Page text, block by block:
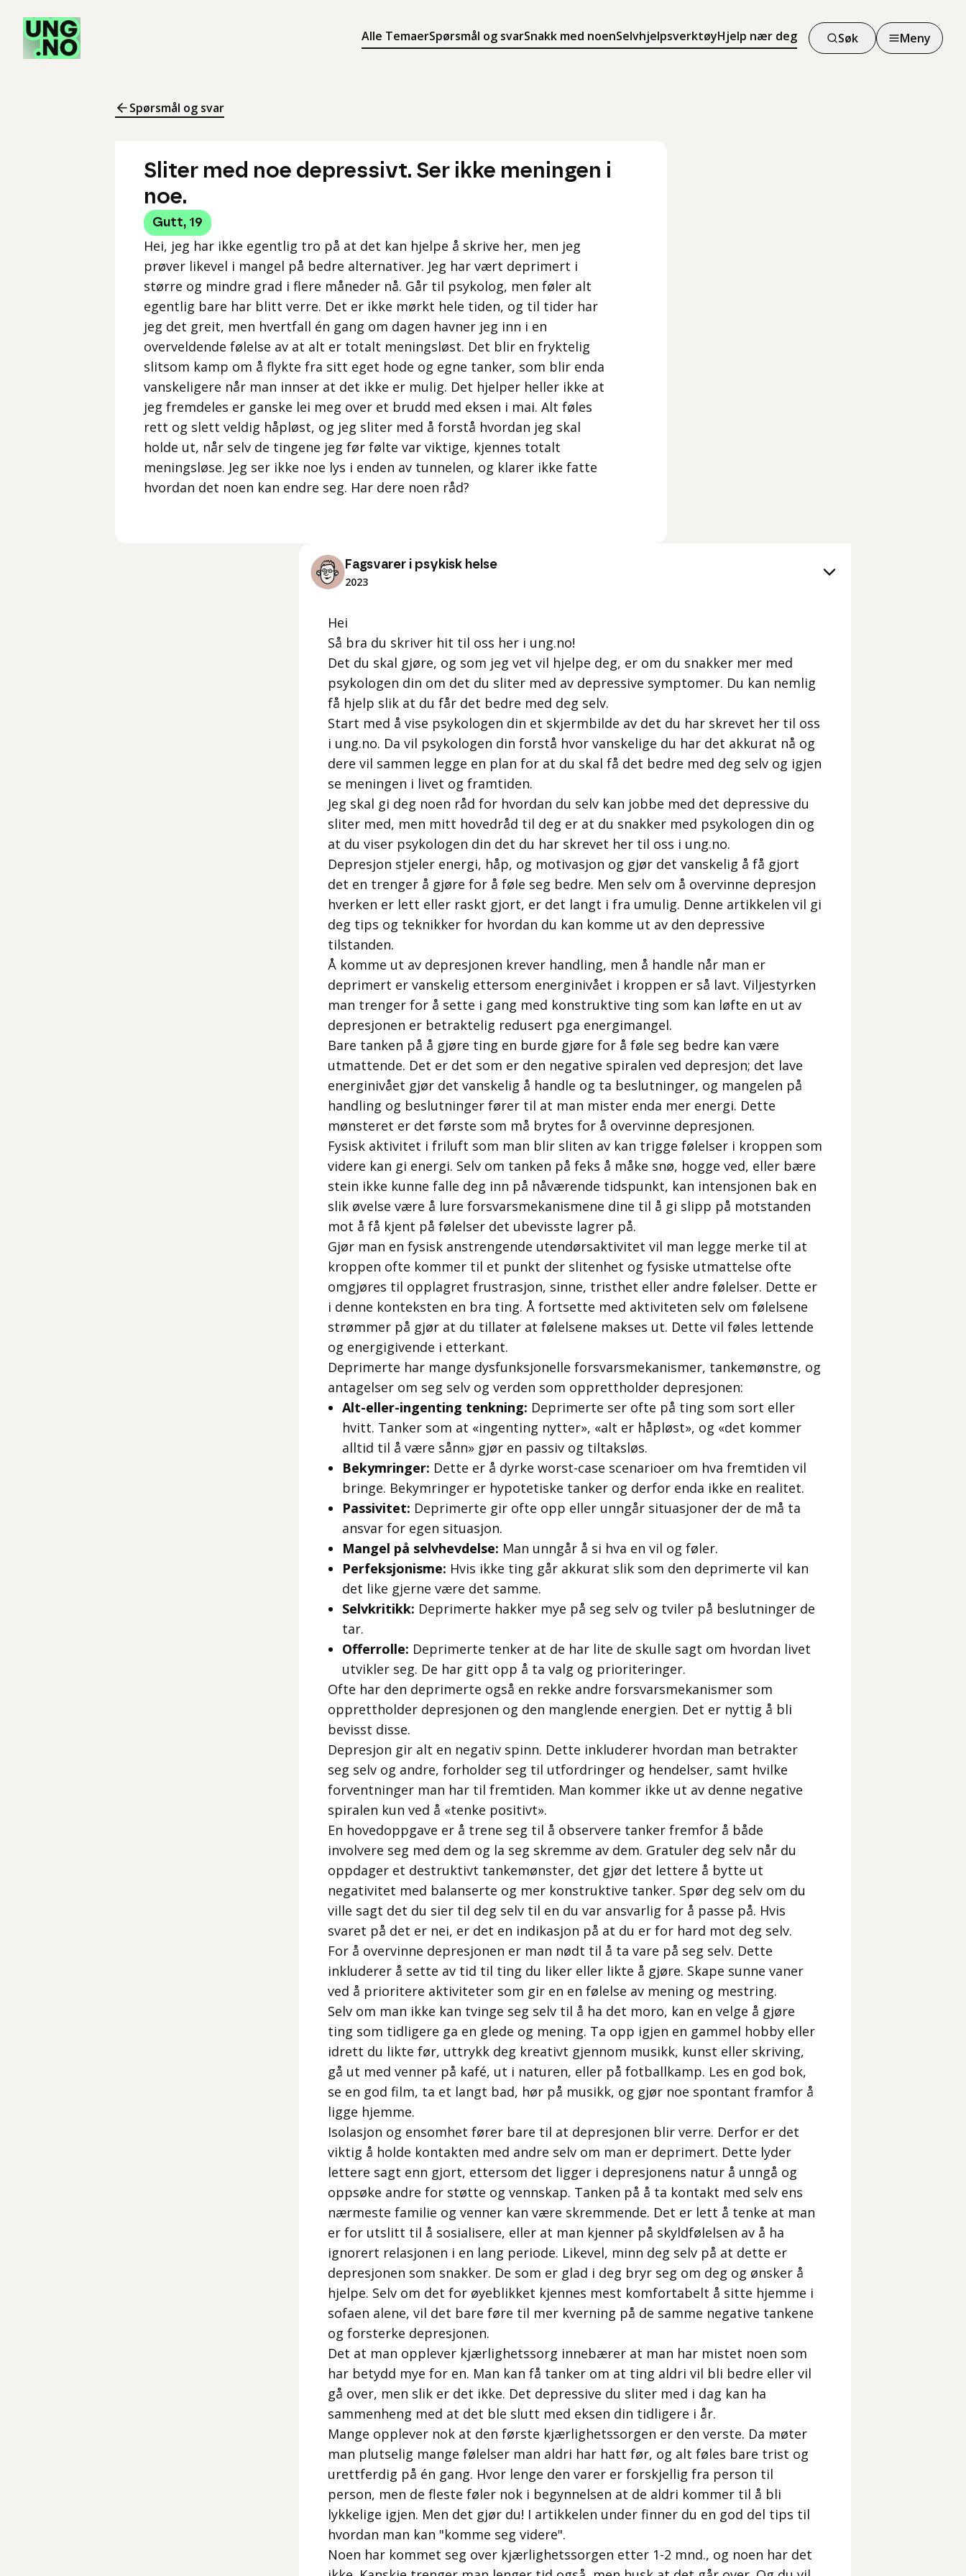
Alle TemaerSpørsmål og svarSnakk med noenSelvhjelpsverktøyHjelp nær deg
Søk
Søk
Meny
Meny
Spørsmål og svar
Sliter med noe depressivt. Ser ikke meningen i
noe.
Gutt, 19
Hei, jeg har ikke egentlig tro på at det kan hjelpe å skrive her, men jeg
prøver likevel i mangel på bedre alternativer. Jeg har vært deprimert i
større og mindre grad i flere måneder nå. Går til psykolog, men føler alt
egentlig bare har blitt verre. Det er ikke mørkt hele tiden, og til tider har
jeg det greit, men hvertfall én gang om dagen havner jeg inn i en
overveldende følelse av at alt er totalt meningsløst. Det blir en fryktelig
slitsom kamp om å flykte fra sitt eget hode og egne tanker, som blir enda
vanskeligere når man innser at det ikke er mulig. Det hjelper heller ikke at
jeg fremdeles er ganske lei meg over et brudd med eksen i mai. Alt føles
rett og slett veldig håpløst, og jeg sliter med å forstå hvordan jeg skal
holde ut, når selv de tingene jeg før følte var viktige, kjennes totalt
meningsløse. Jeg ser ikke noe lys i enden av tunnelen, og klarer ikke fatte
hvordan det noen kan endre seg. Har dere noen råd?
Fagsvarer i psykisk helse
2023
Hei
Så bra du skriver hit til oss her i ung.no!
Det du skal gjøre, og som jeg vet vil hjelpe deg, er om du snakker mer med
psykologen din om det du sliter med av depressive symptomer. Du kan nemlig
få hjelp slik at du får det bedre med deg selv.
Start med å vise psykologen din et skjermbilde av det du har skrevet her til oss
i ung.no. Da vil psykologen din forstå hvor vanskelige du har det akkurat nå og
dere vil sammen legge en plan for at du skal få det bedre med deg selv og igjen
se meningen i livet og framtiden.
Jeg skal gi deg noen råd for hvordan du selv kan jobbe med det depressive du
sliter med, men mitt hovedråd til deg er at du snakker med psykologen din og
at du viser psykologen din det du har skrevet her til oss i ung.no.
Depresjon stjeler energi, håp, og motivasjon og gjør det vanskelig å få gjort
det en trenger å gjøre for å føle seg bedre. Men selv om å overvinne depresjon
hverken er lett eller raskt gjort, er det langt i fra umulig. Denne artikkelen vil gi
deg tips og teknikker for hvordan du kan komme ut av den depressive
tilstanden.
Å komme ut av depresjonen krever handling, men å handle når man er
deprimert er vanskelig ettersom energinivået i kroppen er så lavt. Viljestyrken
man trenger for å sette i gang med konstruktive ting som kan løfte en ut av
depresjonen er betraktelig redusert pga energimangel.
Bare tanken på å gjøre ting en burde gjøre for å føle seg bedre kan være
utmattende. Det er det som er den negative spiralen ved depresjon; det lave
energinivået gjør det vanskelig å handle og ta beslutninger, og mangelen på
handling og beslutninger fører til at man mister enda mer energi. Dette
mønsteret er det første som må brytes for å overvinne depresjonen.
Fysisk aktivitet i friluft som man blir sliten av kan trigge følelser i kroppen som
videre kan gi energi. Selv om tanken på feks å måke snø, hogge ved, eller bære
stein ikke kunne falle deg inn på nåværende tidspunkt, kan intensjonen bak en
slik øvelse være å lure forsvarsmekanismene dine til å gi slipp på motstanden
mot å få kjent på følelser det ubevisste lagrer på.
Gjør man en fysisk anstrengende utendørsaktivitet vil man legge merke til at
kroppen ofte kommer til et punkt der slitenhet og fysiske utmattelse ofte
omgjøres til opplagret frustrasjon, sinne, tristhet eller andre følelser. Dette er
i denne konteksten en bra ting. Å fortsette med aktiviteten selv om følelsene
strømmer på gjør at du tillater at følelsene makses ut. Dette vil føles lettende
og energigivende i etterkant.
Deprimerte har mange dysfunksjonelle forsvarsmekanismer, tankemønstre, og
antagelser om seg selv og verden som opprettholder depresjonen:
Alt-eller-ingenting tenkning: Deprimerte ser ofte på ting som sort eller
hvitt. Tanker som at «ingenting nytter», «alt er håpløst», og «det kommer
alltid til å være sånn» gjør en passiv og tiltaksløs.
Bekymringer: Dette er å dyrke worst-case scenarioer om hva fremtiden vil
bringe. Bekymringer er hypotetiske tanker og derfor enda ikke en realitet.
Passivitet: Deprimerte gir ofte opp eller unngår situasjoner der de må ta
ansvar for egen situasjon.
Mangel på selvhevdelse: Man unngår å si hva en vil og føler.
Perfeksjonisme: Hvis ikke ting går akkurat slik som den deprimerte vil kan
det like gjerne være det samme.
Selvkritikk: Deprimerte hakker mye på seg selv og tviler på beslutninger de
tar.
Offerrolle: Deprimerte tenker at de har lite de skulle sagt om hvordan livet
utvikler seg. De har gitt opp å ta valg og prioriteringer.
Ofte har den deprimerte også en rekke andre forsvarsmekanismer som
opprettholder depresjonen og den manglende energien. Det er nyttig å bli
bevisst disse.
Depresjon gir alt en negativ spinn. Dette inkluderer hvordan man betrakter
seg selv og andre, forholder seg til utfordringer og hendelser, samt hvilke
forventninger man har til fremtiden. Man kommer ikke ut av denne negative
spiralen kun ved å «tenke positivt».
En hovedoppgave er å trene seg til å observere tanker fremfor å både
involvere seg med dem og la seg skremme av dem. Gratuler deg selv når du
oppdager et destruktivt tankemønster, det gjør det lettere å bytte ut
negativitet med balanserte og mer konstruktive tanker. Spør deg selv om du
ville sagt det du sier til deg selv til en du var ansvarlig for å passe på. Hvis
svaret på det er nei, er det en indikasjon på at du er for hard mot deg selv.
For å overvinne depresjonen er man nødt til å ta vare på seg selv. Dette
inkluderer å sette av tid til ting du liker eller likte å gjøre. Skape sunne vaner
ved å prioritere aktiviteter som gir en en følelse av mening og mestring.
Selv om man ikke kan tvinge seg selv til å ha det moro, kan en velge å gjøre
ting som tidligere ga en glede og mening. Ta opp igjen en gammel hobby eller
idrett du likte før, uttrykk deg kreativt gjennom musikk, kunst eller skriving,
gå ut med venner på kafé, ut i naturen, eller på fotballkamp. Les en god bok,
se en god film, ta et langt bad, hør på musikk, og gjør noe spontant framfor å
ligge hjemme.
Isolasjon og ensomhet fører bare til at depresjonen blir verre. Derfor er det
viktig å holde kontakten med andre selv om man er deprimert. Dette lyder
lettere sagt enn gjort, ettersom det ligger i depresjonens natur å unngå og
oppsøke andre for støtte og vennskap. Tanken på å ta kontakt med selv ens
nærmeste familie og venner kan være skremmende. Det er lett å tenke at man
er for utslitt til å sosialisere, eller at man kjenner på skyldfølelsen av å ha
ignorert relasjonen i en lang periode. Likevel, minn deg selv på at dette er
depresjonen som snakker. De som er glad i deg bryr seg om deg og ønsker å
hjelpe. Selv om det for øyeblikket kjennes mest komfortabelt å sitte hjemme i
sofaen alene, vil det bare føre til mer kverning på de samme negative tankene
og forsterke depresjonen.
Det at man opplever kjærlighetssorg innebærer at man har mistet noen som
har betydd mye for en. Man kan få tanker om at ting aldri vil bli bedre eller vil
gå over, men slik er det ikke. Det depressive du sliter med i dag kan ha
sammenheng med at det ble slutt med eksen din tidligere i år.
Mange opplever nok at den første kjærlighetssorgen er den verste. Da møter
man plutselig mange følelser man aldri har hatt før, og alt føles bare trist og
urettferdig på én gang. Hvor lenge den varer er forskjellig fra person til
person, men de fleste føler nok i begynnelsen at de aldri kommer til å bli
lykkelige igjen. Men det gjør du! I artikkelen under finner du en god del tips til
hvordan man kan "komme seg videre".
Noen har kommet seg over kjærlighetssorgen etter 1-2 mnd., og noen har det